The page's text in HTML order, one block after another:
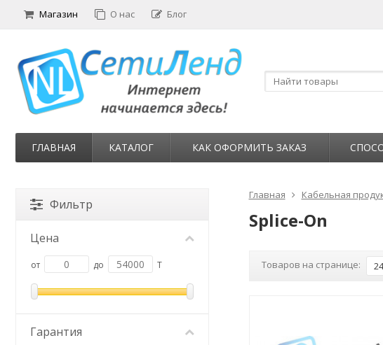
Магазин О нас Блог
ГЛАВНАЯ КАТАЛОГ КАК ОФОРМИТЬ ЗАКАЗ
Главная Кабельная
Splice-On
Товаров на странице: 24
Фильтр
Цена
от до T
Гарантия